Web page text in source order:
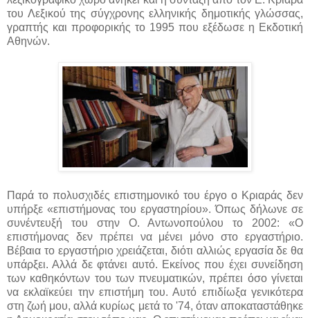
του Λεξικού της σύγχρονης ελληνικής δημοτικής γλώσσας,
γραπτής και προφορικής το 1995 που εξέδωσε η Εκδοτική
Αθηνών.
Παρά το πολυσχιδές επιστημονικό του έργο ο Κριαράς δεν
υπήρξε «επιστήμονας του εργαστηρίου». Όπως δήλωνε σε
συνέντευξή του στην Ο. Αντωνοπούλου το 2002: «Ο
επιστήμονας δεν πρέπει να μένει μόνο στο εργαστήριο.
Βέβαια το εργαστήριο χρειάζεται, διότι αλλιώς εργασία δε θα
υπάρξει. Αλλά δε φτάνει αυτό. Εκείνος που έχει συνείδηση
των καθηκόντων του των πνευματικών, πρέπει όσο γίνεται
να εκλαϊκεύει την επιστήμη του. Αυτό επιδίωξα γενικότερα
στη ζωή μου, αλλά κυρίως μετά το '74, όταν αποκαταστάθηκε